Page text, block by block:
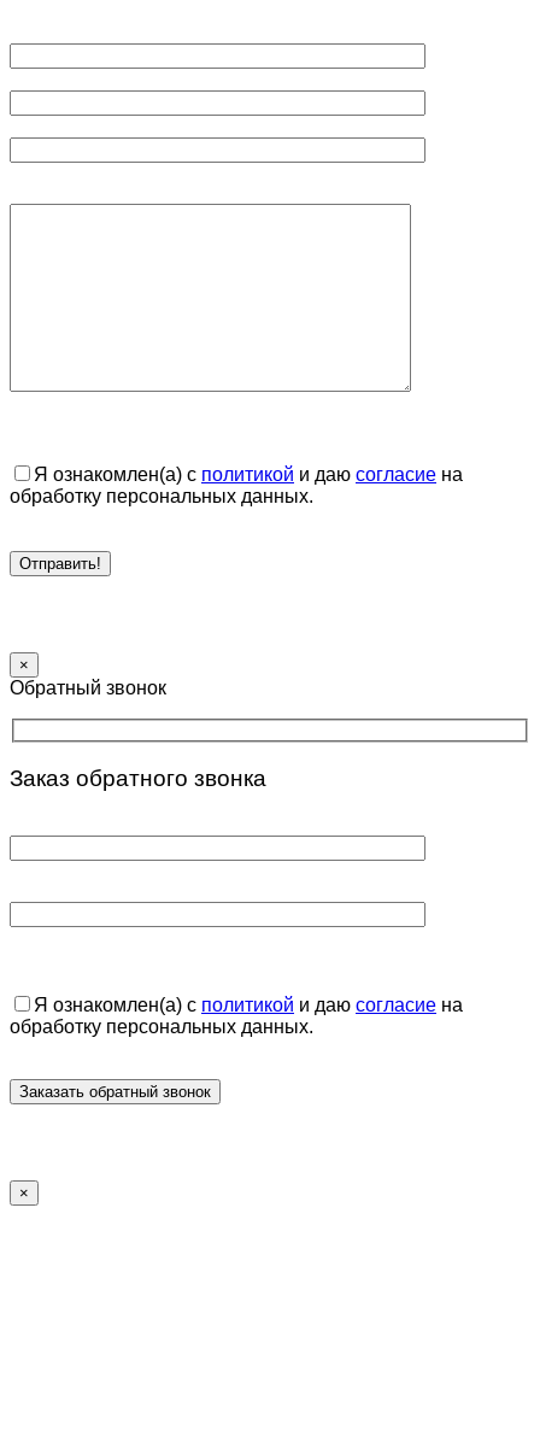
Я ознакомлен(а) с политикой и даю согласие на
обработку персональных данных.
×
Обратный звонок
Заказ обратного звонка
Я ознакомлен(а) с политикой и даю согласие на
обработку персональных данных.
×